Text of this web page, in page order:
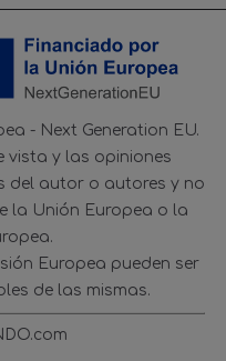
- Next Generation EU.
vista y las opiniones
del autor o autores y no
la Unión Europea o la
Europea pueden ser
de las mismas.